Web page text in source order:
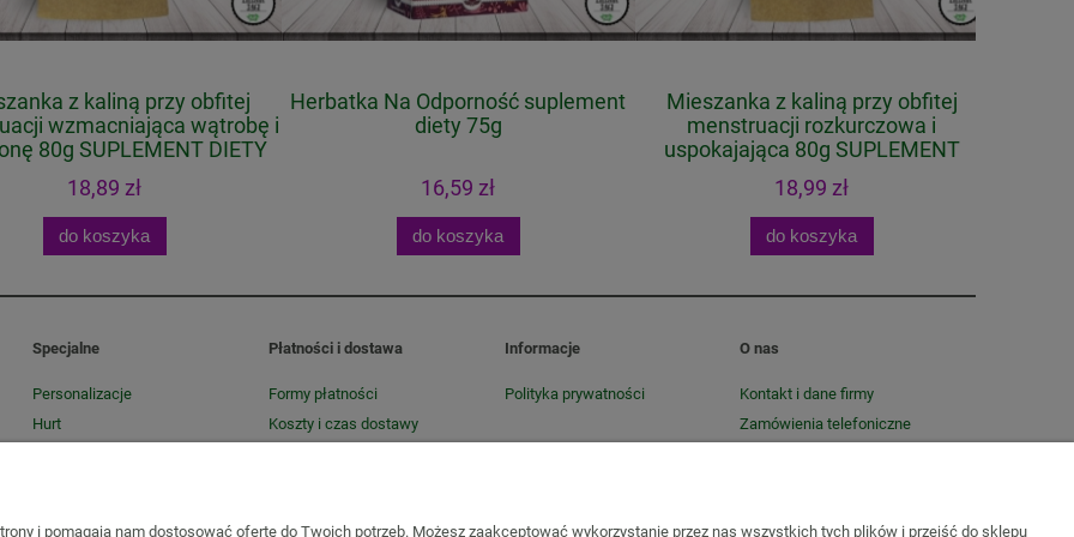
z kaliną przy obfitej
wzmacniająca wątrobę i
80g SUPLEMENT DIETY
18,89 zł
do koszyka
Herbatka Na Odporność suplement
diety 75g
16,59 zł
do koszyka
Mieszanka z kaliną przy obfitej
menstruacji rozkurczowa i
uspokajająca 80g SUPLEMENT
18,99 zł
do koszyka
Specjalne
Personalizacje
Hurt
Płatności i dostawa
Formy płatności
Koszty i czas dostawy
Informacje
Polityka prywatności
O nas
Kontakt i dane firmy
Zamówienia telefoniczne
i pomagają nam dostosować ofertę do Twoich potrzeb. Możesz zaakceptować wykorzystanie przez nas wszystkich tych plików i przejść do sklepu